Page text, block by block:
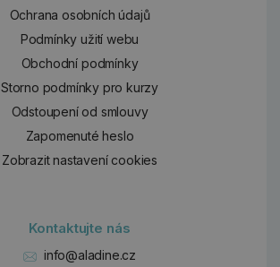
Ochrana osobních údajů
Podmínky užití webu
Obchodní podmínky
Storno podmínky pro kurzy
Odstoupení od smlouvy
Zapomenuté heslo
Zobrazit nastavení cookies
Kontaktujte nás
info@aladine.cz